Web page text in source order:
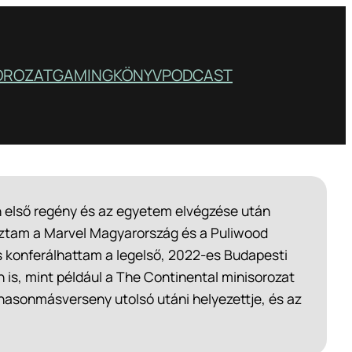
GAMINGKÖNYVPODCAST
regény és az egyetem elvégzése után
a Marvel Magyarország és a Puliwood
a legelső, 2022-es Budapesti
mint például a The Continental minisorozat
utolsó utáni helyezettje, és az